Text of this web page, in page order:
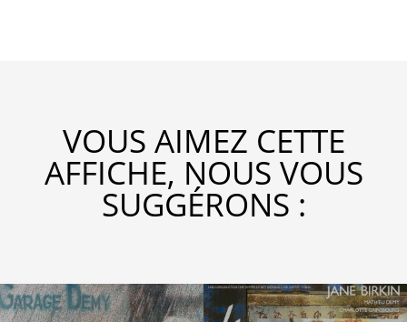
VOUS AIMEZ CETTE
AFFICHE, NOUS VOUS
SUGGÉRONS :